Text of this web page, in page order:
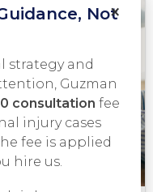
×
Not
strategy and
Guzman
consultation fee
injury cases
fee is applied
hire us.